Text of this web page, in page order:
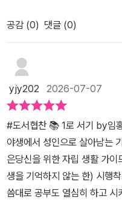
확실한 건 있다. 눈앞의 일을
의식으로 붙잡는 것. 그 균형
이 만나는 게 아니라 빌런을
20~30대의 실패들은 전부 좋
람을 걸러내지 못해서 생긴
바르게 진화한 사람이 살아남
을 벌게 만들어야 한다는 것,
다.​《1로 서기》 책이 준 가장
하게 사는 것은 다르다는 것.
게 업데이트하느냐가 진짜
용이 완전히 새로운 이야기는
기계발서에서 한두 번쯤 접했
도 이 책이 유용한 건, 그 흩어
는 하나의 관점으로 묶어냈기
이 안정되는 것도 아니고 좋은
로 해결되지는 않는다. 어느
여러 영역의 작은 허점들을
진다.🧍눈에 잘 띄는 빠른 성
도로 뚜벅뚜벅 살아가는 힘이
탱하기 위해서라도 말이다. 어
잡는 게 아닌 것 같다. 내 무지
평균보다 많아졌다고 하네요.
맞춤 전략을 세울 수 있네요.
인간관계와 사회생활, 위기와
세히 알려주고 있어서 본인의
다도 독립 생활자, 일명 '1잘러
케터 윤두열 님, 문화기획자
SIC 공동대표 및 에디터 이하
홀로서기를 잘 하는 사람이 주
요. 누군가와 좋은 관계를 맺
계할 수 있어야 한다는 의미
면서 신체의 변화로 인해 한
한 변화 역시 주체적 존재로
들이라 그에 대한 실천 방안
기'는 오늘의 우리 존재가 갖
로 서있는가 하는 물음에 스스
로 거듭나야 함을 일깨워 주고
리어 설계와 자기계발, 경제
발상황 대처, 실전 생활 팁으
로 제시하고 있다.어느것 하
사람들은 부모 및 지인들에게
공감 (0) 댓글 (0)
yjy202 2026-07-07
#도서협찬 📚 1로 서기 by임
야생에서 성인으로 살아남는
은당신을 위한 자립 생활 가이드! 🌱 ~우리 모두는 인생 1
생을 기억하지 않는 한) 시행
씀대로 공부도 열심히 하고